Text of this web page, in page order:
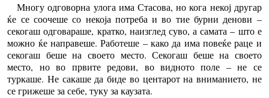
Многу одговорна улога има Стасова, но кога некој другар
ќе се соочеше со некоја потреба и во тие бурни денови –
секогаш одговараше, кратко, наизглед суво, а самата – што е
можно ќе направеше. Работеше – како да има повеќе раце и
секогаш беше на своето место. Секогаш беше на своето
место, но во првите редови, во видното поле – не се
туркаше. Не сакаше да биде во центарот на вниманието, не
се грижеше за себе, туку за каузата.